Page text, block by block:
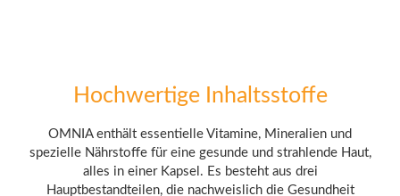
Hochwertige Inhaltsstoffe
OMNIA enthält essentielle Vitamine, Mineralien und
spezielle Nährstoffe für eine gesunde und strahlende Haut,
alles in einer Kapsel. Es besteht aus drei
Hauptbestandteilen, die nachweislich die Gesundheit